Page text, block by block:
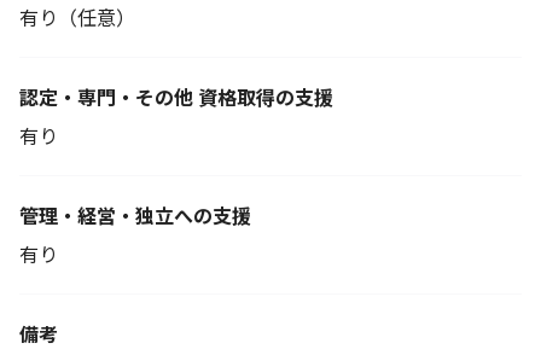
有り（任意）
認定・専門・その他 資格取得の支援
有り
管理・経営・独立への支援
有り
備考